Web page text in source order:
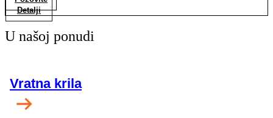
Detalji
U našoj ponudi
Vratna krila